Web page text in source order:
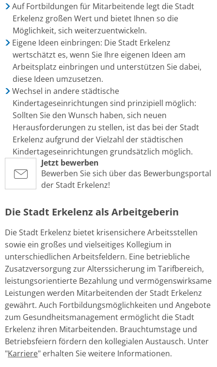
Auf Fortbildungen für Mitarbeitende legt die Stadt
Erkelenz großen Wert und bietet Ihnen so die
Möglichkeit, sich weiterzuentwickeln.
Eigene Ideen einbringen: Die Stadt Erkelenz
wertschätzt es, wenn Sie Ihre eigenen Ideen am
Arbeitsplatz einbringen und unterstützen Sie dabei,
diese Ideen umzusetzen.
Wechsel in andere städtische
Kindertageseinrichtungen sind prinzipiell möglich:
Sollten Sie den Wunsch haben, sich neuen
Herausforderungen zu stellen, ist das bei der Stadt
Erkelenz aufgrund der Vielzahl der städtischen
Kindertageseinrichtungen grundsätzlich möglich.
Jetzt bewerben
Bewerben Sie sich über das Bewerbungsportal
der Stadt Erkelenz!
Die Stadt Erkelenz als Arbeitgeberin
Die Stadt Erkelenz bietet krisensichere Arbeitsstellen
sowie ein großes und vielseitiges Kollegium in
unterschiedlichen Arbeitsfeldern. Eine betriebliche
Zusatzversorgung zur Alterssicherung im Tarifbereich,
leistungsorientierte Bezahlung und vermögenswirksame
Leistungen werden Mitarbeitenden der Stadt Erkelenz
gewährt. Auch Fortbildungsmöglichkeiten und Angebote
zum Gesundheitsmanagement ermöglicht die Stadt
Erkelenz ihren Mitarbeitenden. Brauchtumstage und
Betriebsfeiern fördern den kollegialen Austausch. Unter
"Karriere" erhalten Sie weitere Informationen.